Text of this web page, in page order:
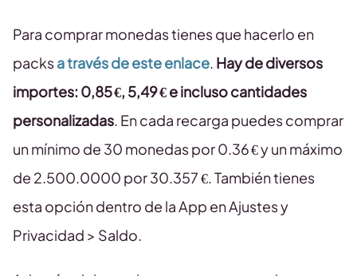
Para comprar monedas tienes que hacerlo en
packsa través de este enlace. Hay de diversos
importes: 0,85 €, 5,49 € e incluso cantidades
personalizadas. En cada recarga puedes comprar
un mínimo de 30 monedas por 0.36 € y un máximo
de 2.500.0000 por 30.357 €. También tienes
esta opción dentro de la App en Ajustes y
Privacidad > Saldo.